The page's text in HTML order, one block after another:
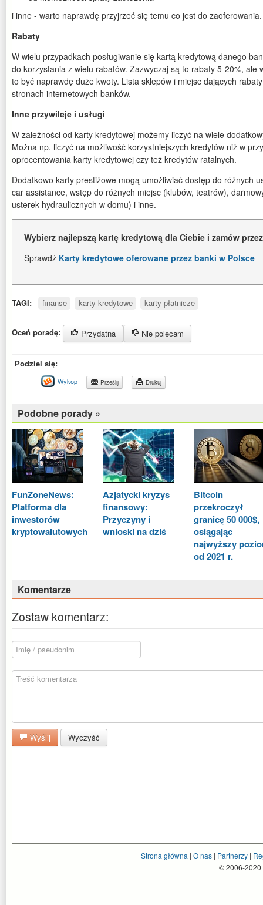
i inne - warto naprawdę przyjrzeć się temu co jest do zaoferowania.
Rabaty
W wielu przypadkach posługiwanie się kartą kredytową danego
do korzystania z wielu rabatów. Zazwyczaj są to rabaty 5-20%, ale
to być naprawdę duże kwoty. Lista sklepów i miejsc dających
stronach internetowych banków.
Inne przywileje i usługi
W zależności od karty kredytowej możemy liczyć na wiele
Można np. liczyć na możliwość korzystniejszych kredytów niż w
oprocentowania karty kredytowej czy też kredytów ratalnych.
Dodatkowo karty prestiżowe mogą umożliwiać dostęp do różnych
car assistance, wstęp do różnych miejsc (klubów, teatrów),
usterek hydraulicznych w domu) i inne.
Wybierz najlepszą kartę kredytową dla Ciebie i zamów
Sprawdź Karty kredytowe oferowane przez banki w Polsce
TAGI: finanse karty kredytowe karty płatnicze
Oceń poradę: Przydatna Nie polecam
Podziel się:
Wykop Prześlij Drukuj
Podobne porady »
FunZoneNews:
Platforma dla
inwestorów
kryptowalutowych
Azjatycki kryzys
finansowy:
Przyczyny i
wnioski na dziś
Bitcoin
przekroczył
granicę 50 000$,
osiągając
najwyższy
od 2021 r.
Komentarze
Zostaw komentarz:
Wyślij Wyczyść
Strona główna | O nas| Partnerzy|
© 2006-2020